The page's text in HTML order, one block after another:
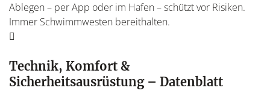
Ablegen – per App oder im Hafen – schützt vor Risiken.
Immer Schwimmwesten bereithalten.
Technik, Komfort &
Sicherheitsausrüstung – Datenblatt